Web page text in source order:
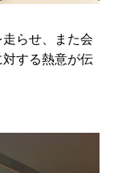
らせ、また会
する熱意が伝